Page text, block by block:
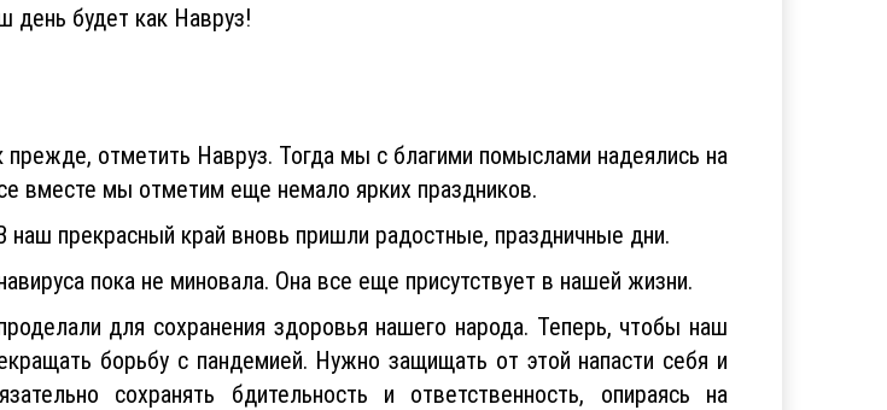
день будет как Навруз!
отметить Навруз. Тогда мы с благими помыслами надеялись на
вместе мы отметим еще немало ярких праздников.
прекрасный край вновь пришли радостные, праздничные дни.
пока не миновала. Она все еще присутствует в нашей жизни.
для сохранения здоровья нашего народа. Теперь, чтобы наш
борьбу с пандемией. Нужно защищать от этой напасти себя и
сохранять бдительность и ответственность, опираясь на